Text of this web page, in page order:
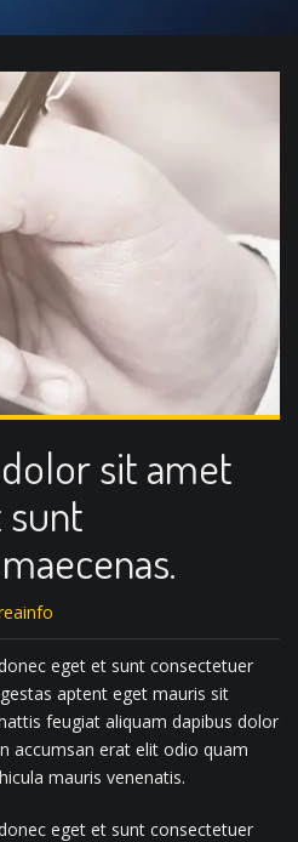
sit amet
sunt
eget et sunt consectetuer
aptent eget mauris sit
feugiat aliquam dapibus dolor
accumsan erat elit odio quam
mauris venenatis.
eget et sunt consectetuer